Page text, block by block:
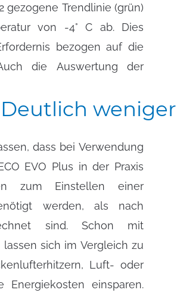
gezogene Trendlinie (grün)
von -4° C ab. Dies
bezogen auf die
die Auswertung der
Deutlich weniger
dass bei Verwendung
EVO Plus in der Praxis
zum Einstellen einer
werden, als nach
sind. Schon mit
sich im Vergleich zu
Luft- oder
Energiekosten einsparen.
Dies bestätigt die